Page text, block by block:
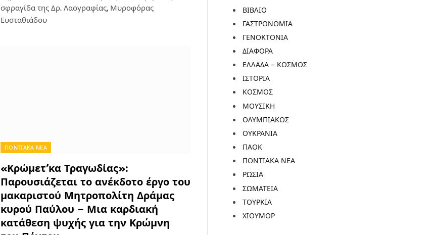
σφραγίδα της Δρ. Λαογραφίας, Μυροφόρας
Ευσταθιάδου
ΠΟΝΤΙΑΚΑ ΝΕΑ
«Κρώμετ’κα Τραγωδίας»:
Παρουσιάζεται το ανέκδοτο έργο του
μακαριστού Μητροπολίτη Δράμας
κυρού Παύλου – Μια καρδιακή
κατάθεση ψυχής για την Κρώμνη
ΒΙΒΛΙΟ
ΓΑΣΤΡΟΝΟΜΙΑ
ΓΕΝΟΚΤΟΝΙΑ
ΔΙΑΦΟΡΑ
ΕΛΛΑΔΑ – ΚΟΣΜΟΣ
ΙΣΤΟΡΙΑ
ΚΟΣΜΟΣ
ΜΟΥΣΙΚΗ
ΟΛΥΜΠΙΑΚΟΣ
ΟΥΚΡΑΝΙΑ
ΠΑΟΚ
ΠΟΝΤΙΑΚΑ ΝΕΑ
ΡΩΣΙΑ
ΣΩΜΑΤΕΙΑ
ΤΟΥΡΚΙΑ
ΧΙΟΥΜΟΡ